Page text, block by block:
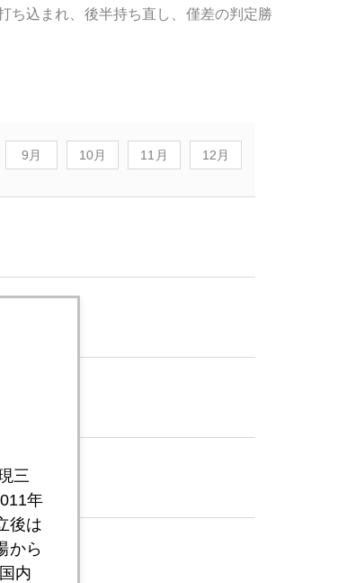
ち込まれ、後半持ち直し、僅差の判定勝
9月 10月 11月 12月
三
年
後は
から
内